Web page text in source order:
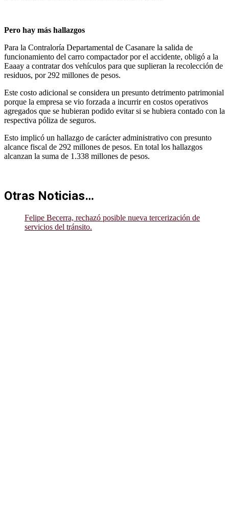
Pero hay más hallazgos
Para la Contraloría Departamental de Casanare la salida de
funcionamiento del carro compactador por el accidente, obligó a la
Eaaay a contratar dos vehículos para que suplieran la recolección de
residuos, por 292 millones de pesos.
Este costo adicional se considera un presunto detrimento patrimonial
porque la empresa se vio forzada a incurrir en costos operativos
agregados que se hubieran podido evitar si se hubiera contado con la
respectiva póliza de seguros.
Esto implicó un hallazgo de carácter administrativo con presunto
alcance fiscal de 292 millones de pesos. En total los hallazgos
alcanzan la suma de 1.338 millones de pesos.
Otras Noticias…
Felipe Becerra, rechazó posible nueva tercerización de
servicios del tránsito.